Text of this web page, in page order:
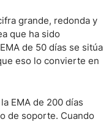
grande, redonda y
que ha sido
de 50 días se sitúa
eso lo convierte en
EMA de 200 días
de soporte. Cuando